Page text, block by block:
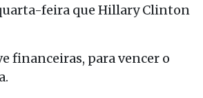
feira que Hillary Clinton
financeiras, para vencer o